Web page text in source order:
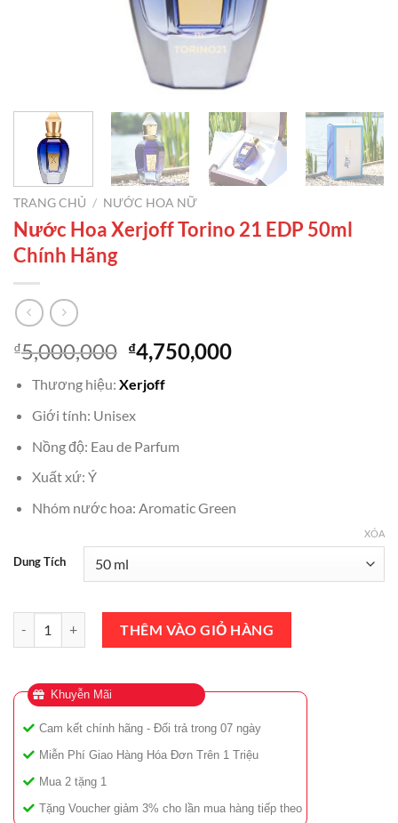
TRANG CHỦ / NƯỚC HOA NỮ
Nước Hoa Xerjoff Torino 21 EDP 50ml
Chính Hãng
₫5,000,000 Giá
gốc
là:
₫5,000,000.
₫4,750,000Giá
Thương hiệu: Xerjoff
Giới tính: Unisex
Nồng độ: Eau de Parfum
Xuất xứ: Ý
Nhóm nước hoa: Aromatic Green
Dung Tích
XÓA
Nước Hoa Xerjoff Torino 21 EDP 50ml Chính Hãng số lượng
THÊM VÀO GIỎ HÀNG
Khuyễn Mãi
Cam kết chính hãng - Đổi trả trong 07 ngày
Miễn Phí Giao Hàng Hóa Đơn Trên 1 Triệu
Mua 2 tặng 1
Tặng Voucher giảm 3% cho lần mua hàng tiếp theo